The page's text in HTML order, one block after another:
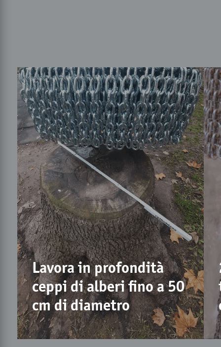
Lavora in profondità
ceppi di alberi fino a 50
cm di diametro